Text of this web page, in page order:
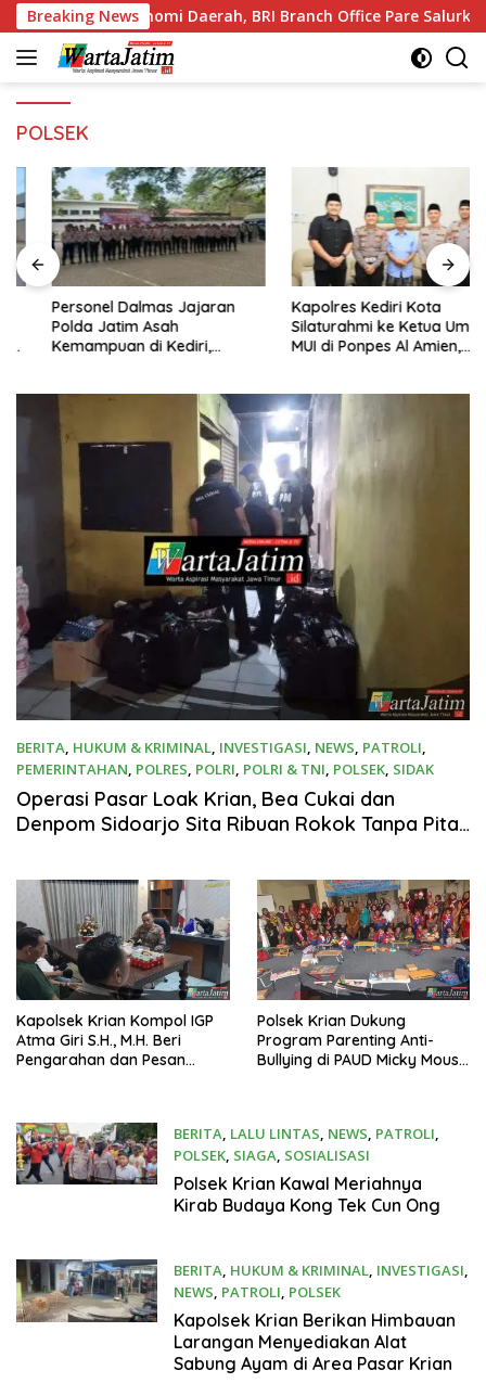
Langsung
ke
konten
Breaking News
Daerah, BRI Branch Office Pare Salurkan KUR Rp.
POLSEK
Personel Dalmas Jajaran
Polda Jatim Asah
Kemampuan di Kediri,
Kapolres Kediri Kota
Silaturahmi ke Ketua Umum
MUI di Ponpes Al Amien,
BERITA, HUKUM & KRIMINAL, INVESTIGASI, NEWS, PATROLI,
PEMERINTAHAN, POLRES, POLRI, POLRI & TNI, POLSEK, SIDAK
22 Januari 2026
Operasi Pasar Loak Krian, Bea Cukai dan
Denpom Sidoarjo Sita Ribuan Rokok Tanpa Pita
Kapolsek Krian Kompol IGP
Atma Giri S.H., M.H. Beri
Pengarahan dan Pesan
Polsek Krian Dukung
Program Parenting Anti-
Bullying di PAUD Micky Mouse
BERITA, LALU LINTAS, NEWS, PATROLI,
POLSEK, SIAGA, SOSIALISASI
2 November 2025
Polsek Krian Kawal Meriahnya
Kirab Budaya Kong Tek Cun Ong
BERITA, HUKUM & KRIMINAL, INVESTIGASI,
NEWS, PATROLI, POLSEK
1 November 2025
Kapolsek Krian Berikan Himbauan
Larangan Menyediakan Alat
Sabung Ayam di Area Pasar Krian